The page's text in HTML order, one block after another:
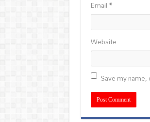
Email*
Website
Save my